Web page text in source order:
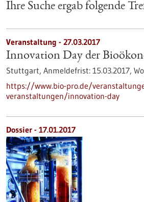
Ihre Suche ergab folgende
Veranstaltung - 27.03.2017
Innovation Day der
Stuttgart, Anmeldefrist: 15.03.2017,
https://www.bio-pro.de/
veranstaltungen/innovation-day
Dossier - 17.01.2017